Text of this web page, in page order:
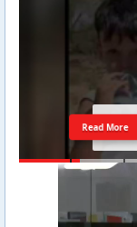
Read More